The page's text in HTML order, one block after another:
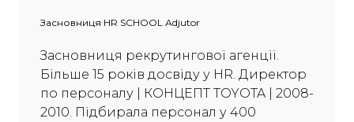
Засновниця HR SCHOOL Аdjutor
Засновниця рекрутингової агенції.
Більше 15 років досвіду у HR. Директор
по персоналу | КОНЦЕПТ TOYOTA | 2008-
2010. Підбирала персонал у 400